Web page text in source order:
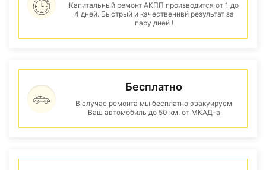
Капитальный ремонт АКПП производится от 1 до
4 дней. Быстрый и качественнвй результат за
пару дней !
Бесплатно
В случае ремонта мы бесплатно эвакуируем
Ваш автомобиль до 50 км. от МКАД-а